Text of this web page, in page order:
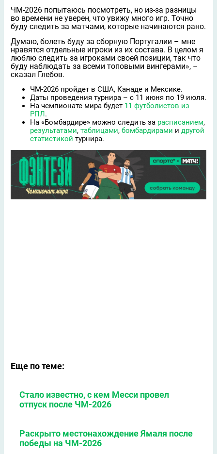
ЧМ-2026 попытаюсь посмотреть, но из-за разницы
во времени не уверен, что увижу много игр. Точно
буду следить за матчами, которые начинаются рано.
Думаю, болеть буду за сборную Португалии – мне
нравятся отдельные игроки из их состава. В целом я
люблю следить за игроками своей позиции, так что
буду наблюдать за всеми топовыми вингерами», –
сказал Глебов.
ЧМ-2026 пройдет в США, Канаде и Мексике.
Даты проведения турнира – с 11 июня по 19 июля.
На чемпионате мира будет 11 футболистов из
РПЛ.
На «Бомбардире» можно следить за расписанием,
результатами, таблицами, бомбардирами и другой
статистикой турнира.
Еще по теме:
Стало известно, с кем Месси провел
отпуск после ЧМ-2026
Раскрыто местонахождение Ямаля после
победы на ЧМ-2026